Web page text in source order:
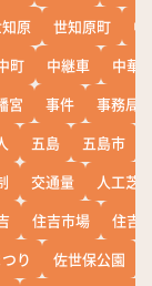
原 世知原町
中
町 中継車
中華
宮 事件
事務局
五島 五島市
交通量
人工芝
住吉市場
住吉
り 佐世保公園